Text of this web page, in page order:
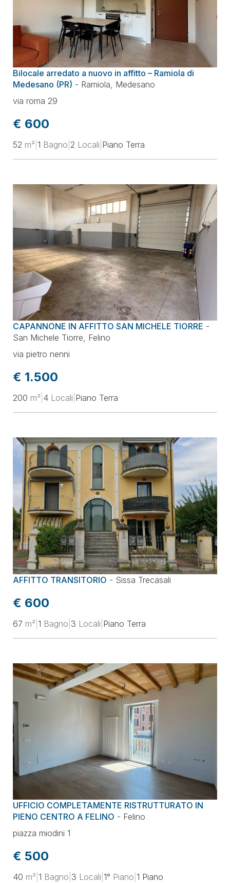
Bilocale arredato a nuovo in affitto – Ramiola di
Medesano (PR) - Ramiola, Medesano
via roma 29
€ 600
52 m² 1 Bagno 2 Locali Piano Terra
CAPANNONE IN AFFITTO SAN MICHELE TIORRE -
San Michele Tiorre, Felino
via pietro nenni
€ 1.500
200 m² 4 Locali Piano Terra
AFFITTO TRANSITORIO - Sissa Trecasali
€ 600
67 m² 1 Bagno 3 Locali Piano Terra
UFFICIO COMPLETAMENTE RISTRUTTURATO IN
PIENO CENTRO A FELINO - Felino
piazza miodini 1
€ 500
40 m² 1 Bagno 3 Locali 1° Piano 1 Piano